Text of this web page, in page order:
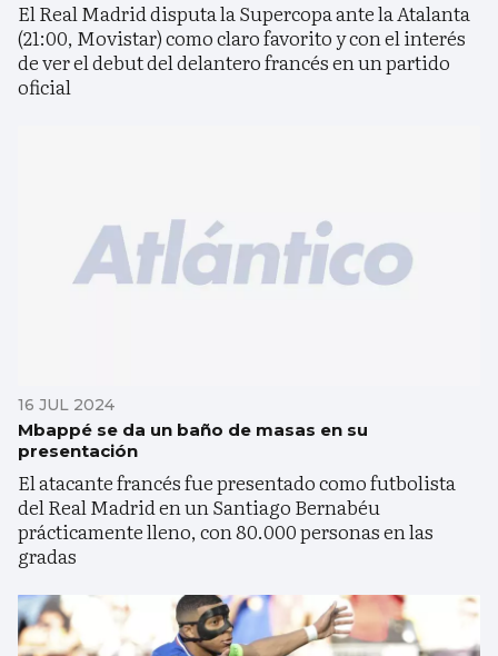
El Real Madrid disputa la Supercopa ante la Atalanta
(21:00, Movistar) como claro favorito y con el interés
de ver el debut del delantero francés en un partido
oficial
16 JUL 2024
Mbappé se da un baño de masas en su
presentación
El atacante francés fue presentado como futbolista
del Real Madrid en un Santiago Bernabéu
prácticamente lleno, con 80.000 personas en las
gradas